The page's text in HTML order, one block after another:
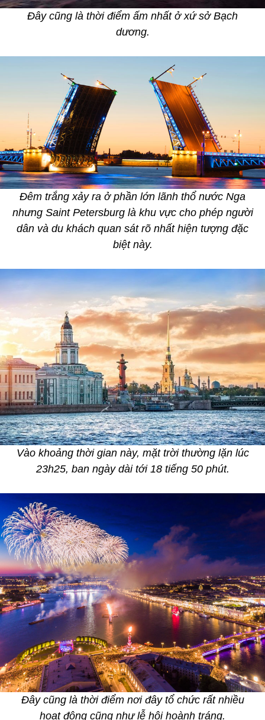
Đây cũng là thời điểm ấm nhất ở xứ sở Bạch
dương.
Đêm trắng xảy ra ở phần lớn lãnh thổ nước Nga
nhưng Saint Petersburg là khu vực cho phép người
dân và du khách quan sát rõ nhất hiện tượng đặc
biệt này.
Vào khoảng thời gian này, mặt trời thường lặn lúc
23h25, ban ngày dài tới 18 tiếng 50 phút.
Đây cũng là thời điểm nơi đây tổ chức rất nhiều
hoạt động cũng như lễ hội hoành tráng.